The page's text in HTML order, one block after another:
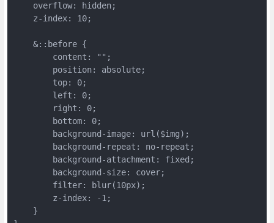
    overflow: hidden;
    z-index: 10;
    &::before {
        content: "";
        position: absolute;
        top: 0;
        left: 0;
        right: 0;
        bottom: 0;
        background-image: url($img);
        background-repeat: no-repeat;
        background-attachment: fixed;
        background-size: cover;
        filter: blur(10px);
        z-index: -1;
    }